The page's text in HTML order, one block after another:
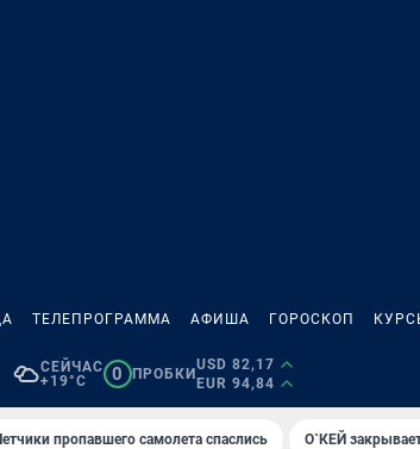
ТЕЛЕПРОГРАММА АФИША ГОРОСКОП
СЕЙЧАС
+19°C
0 ПРОБКИ
USD 82,17
EUR 94,84
пропавшего самолета спаслись О`КЕЙ